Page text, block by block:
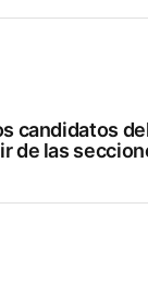
candidatos
de las